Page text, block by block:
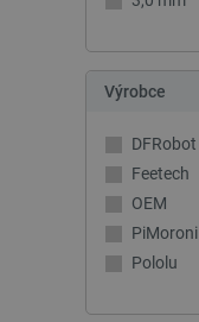
Výrobce
DFRobot
Feetech
OEM
PiMoroni
Pololu